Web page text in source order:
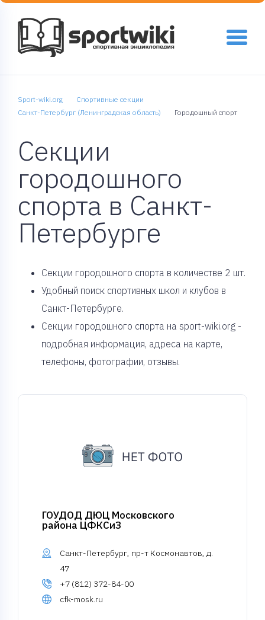
Sport-wiki.org
Спортивные секции
Санкт-Петербург (Ленинградская область)
Городошный спорт
Секции
городошного
спорта в Санкт-
Петербурге
Cекции городошного спорта в количестве 2 шт.
Удобный поиск спортивных школ и клубов в
Санкт-Петербурге.
Секции городошного спорта на sport-wiki.org -
подробная информация, адреса на карте,
телефоны, фотографии, отзывы.
ГОУДОД ДЮЦ Московского
района ЦФКСиЗ
Санкт-Петербург, пр-т Космонавтов, д.
47
+7 (812) 372-84-00
cfk-mosk.ru